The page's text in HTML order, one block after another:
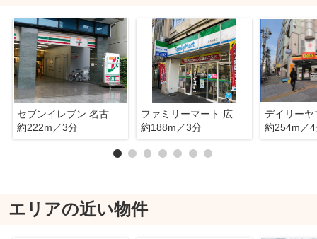
セブンイレブン 名古屋新栄1丁目店
約222m／3分
ファミリーマート 広小路葵店
約188m／3分
約254m／
エリアの近い物件